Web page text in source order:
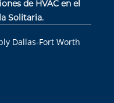
de HVAC en el
Solitaria.
Dallas-Fort Worth